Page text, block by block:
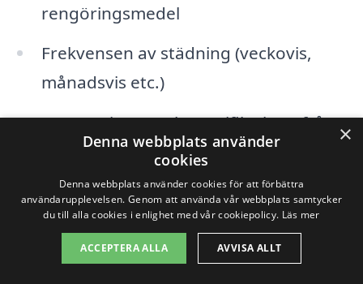
rengöringsmedel
Frekvensen av städning (veckovis,
månadsvis etc.)
Anpassningar och specifika krav från
företaget
Erfarenhet och kompetens hos
städpersonalen
×
Denna webbplats använder
cookies
Denna webbplats använder cookies för att förbättra
användarupplevelsen. Genom att använda vår webbplats samtycker
du till alla cookies i enlighet med vår cookiepolicy. Läs mer
ACCEPTERA ALLA AVVISA ALLT